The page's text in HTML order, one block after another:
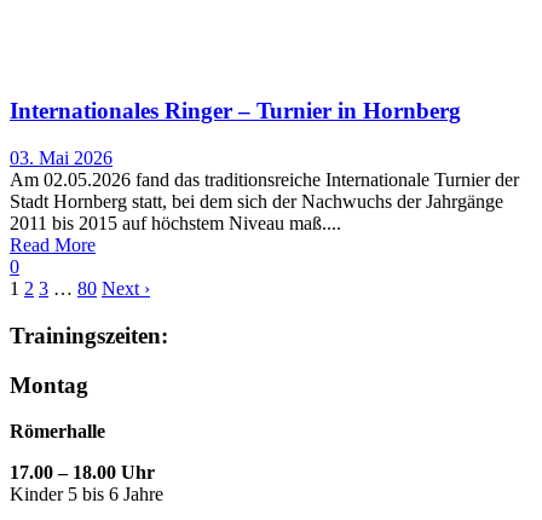
Internationales Ringer – Turnier in Hornberg
03. Mai 2026
Am 02.05.2026 fand das traditionsreiche Internationale Turnier der
Stadt Hornberg statt, bei dem sich der Nachwuchs der Jahrgänge
2011 bis 2015 auf höchstem Niveau maß....
Read More
0
1 2 3 … 80 Next ›
Trainingszeiten:
Montag
Römerhalle
17.00 – 18.00 Uhr
Kinder 5 bis 6 Jahre